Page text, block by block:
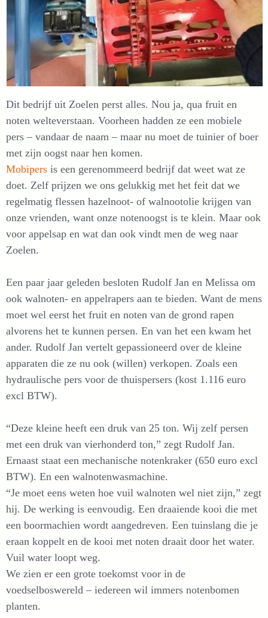
Dit bedrijf uit Zoelen perst alles. Nou ja, qua fruit en
noten welteverstaan. Voorheen hadden ze een mobiele
pers – vandaar de naam – maar nu moet de tuinier of boer
met zijn oogst naar hen komen.
Mobipers is een gerenommeerd bedrijf dat weet wat ze
doet. Zelf prijzen we ons gelukkig met het feit dat we
regelmatig flessen hazelnoot- of walnootolie krijgen van
onze vrienden, want onze notenoogst is te klein. Maar ook
voor appelsap en wat dan ook vindt men de weg naar
Zoelen.
Een paar jaar geleden besloten Rudolf Jan en Melissa om
ook walnoten- en appelrapers aan te bieden. Want de mens
moet wel eerst het fruit en noten van de grond rapen
alvorens het te kunnen persen. En van het een kwam het
ander. Rudolf Jan vertelt gepassioneerd over de kleine
apparaten die ze nu ook (willen) verkopen. Zoals een
hydraulische pers voor de thuispersers (kost 1.116 euro
excl BTW).
“Deze kleine heeft een druk van 25 ton. Wij zelf persen
met een druk van vierhonderd ton,” zegt Rudolf Jan.
Ernaast staat een mechanische notenkraker (650 euro excl
BTW). En een walnotenwasmachine.
“Je moet eens weten hoe vuil walnoten wel niet zijn,” zegt
hij. De werking is eenvoudig. Een draaiende kooi die met
een boormachien wordt aangedreven. Een tuinslang die je
eraan koppelt en de kooi met noten draait door het water.
Vuil water loopt weg.
We zien er een grote toekomst voor in de
voedselboswereld – iedereen wil immers notenbomen
planten.